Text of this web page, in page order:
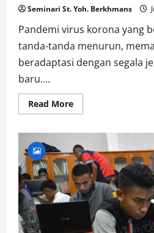
Seminari St. Yoh. Berkhmans
Pandemi virus korona yang
tanda-tanda menurun,
beradaptasi dengan segala
baru....
Read MoreRead
more
Mataloko
di
Tengah
Pandemi:
Dari
Lembah
Sasa
Menuju
Seminari
Diaspora